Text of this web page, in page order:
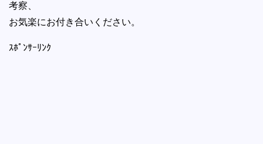
考察、
お気楽にお付き合いください。
ｽﾎﾟﾝｻｰﾘﾝｸ